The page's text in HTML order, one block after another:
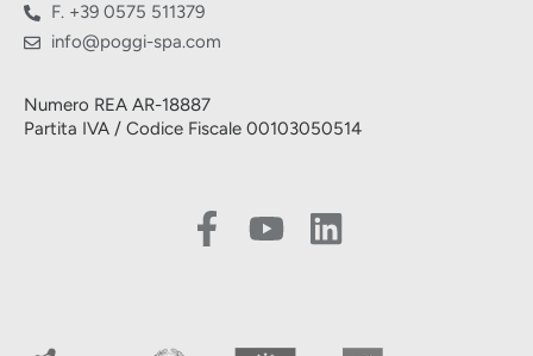
F. +39 0575 511379
info@poggi-spa.com
Numero REA AR-18887
Partita IVA / Codice Fiscale 00103050514